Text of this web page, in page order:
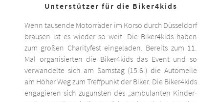
Unterstützer für die Biker4kids
Wenn tausende Motorräder im Korso durch Düsseldorf
brausen ist es wieder so weit: Die Biker4kids haben
zum großen Charityfest eingeladen. Bereits zum 11.
Mal organisierten die Biker4kids das Event und so
verwandelte sich am Samstag (15.6.) die Automeile
am Höher Weg zum Treffpunkt der Biker. Die Biker4kids
engagieren sich zugunsten des „ambulanten Kinder-